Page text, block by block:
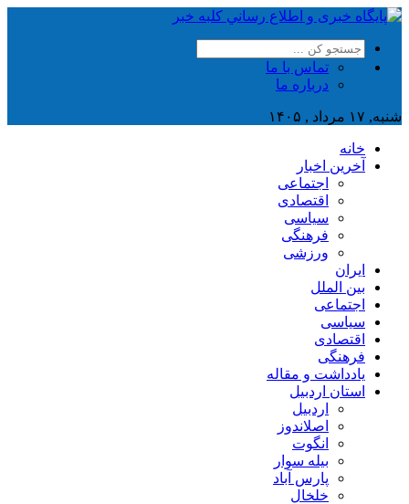
تماس با ما
درباره ما
شنبه, ۱۷ مرداد , ۱۴۰۵
خانه
آخرین اخبار
اجتماعی
اقتصادی
سیاسی
فرهنگی
ورزشی
ایران
بین الملل
اجتماعی
سیاسی
اقتصادی
فرهنگی
یادداشت و مقاله
استان اردبیل
اردبیل
اصلاندوز
انگوت
بیله سوار
پارس آباد
خلخال